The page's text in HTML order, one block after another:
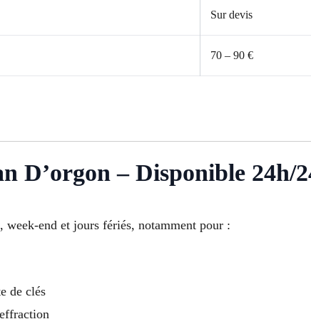
Sur devis
70 – 90 €
D’orgon – Disponible 24h/
week-end et jours fériés, notamment pour :
de clés